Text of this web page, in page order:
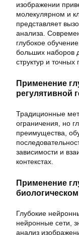
изображении
молекулярном и
представляет
анализа.
глубокое
больших наборов
структур и точных
Применение
регулятивной
Традиционные
ограничения, но
преимущества,
зависимости и
контекстах.
Применение
Глубокие
нейронные сети,
анализ